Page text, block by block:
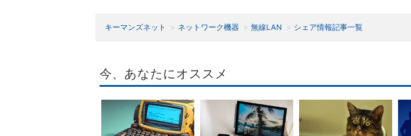
キーマンズネット ネットワーク機器 無線LAN シェア情報記事一覧